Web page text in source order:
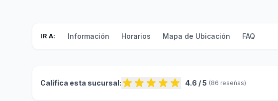
IR A: Información Horarios Mapa de Ubicación FAQ
Califica esta sucursal: 4.6 / 5 (86 reseñas)